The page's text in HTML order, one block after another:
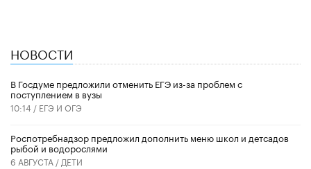
НОВОСТИ
В Госдуме предложили отменить ЕГЭ из-за проблем с
поступлением в вузы
10:14 / ЕГЭ И ОГЭ
Роспотребнадзор предложил дополнить меню школ и детсадов
рыбой и водорослями
6 АВГУСТА / ДЕТИ